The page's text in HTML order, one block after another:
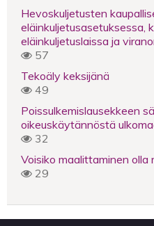
Hevoskuljetusten
eläinkuljetusasetuksessa,
eläinkuljetuslaissa ja
57
Tekoäly keksijänä
49
Poissulkemislausekkeen
oikeuskäytännöstä
32
Voisiko maalittaminen olla
29